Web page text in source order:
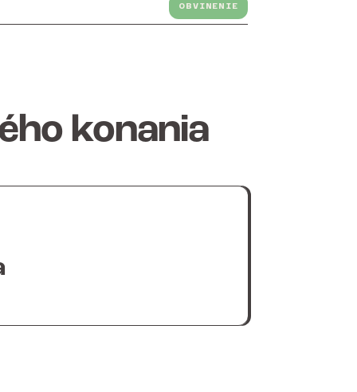
OBVINENIE
konania